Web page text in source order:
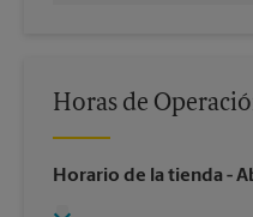
Horas de
Horario de la tienda -